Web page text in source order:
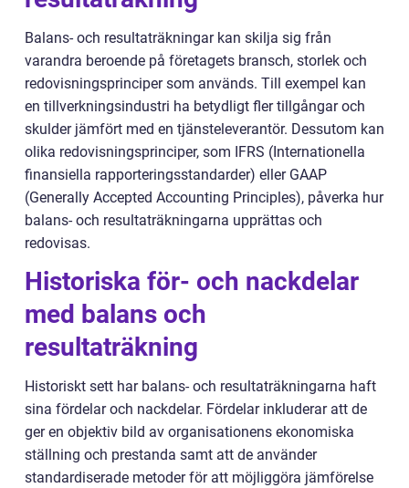
Balans- och resultaträkningar kan skilja sig från
varandra beroende på företagets bransch, storlek och
redovisningsprinciper som används. Till exempel kan
en tillverkningsindustri ha betydligt fler tillgångar och
skulder jämfört med en tjänsteleverantör. Dessutom kan
olika redovisningsprinciper, som IFRS (Internationella
finansiella rapporteringsstandarder) eller GAAP
(Generally Accepted Accounting Principles), påverka hur
balans- och resultaträkningarna upprättas och
redovisas.
Historiska för- och nackdelar
med balans och
resultaträkning
Historiskt sett har balans- och resultaträkningarna haft
sina fördelar och nackdelar. Fördelar inkluderar att de
ger en objektiv bild av organisationens ekonomiska
ställning och prestanda samt att de använder
standardiserade metoder för att möjliggöra jämförelse